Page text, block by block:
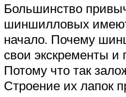
Большинство
шиншилловых
начало. Почему
свои экскременты и
Потому что так
Строение их лапок